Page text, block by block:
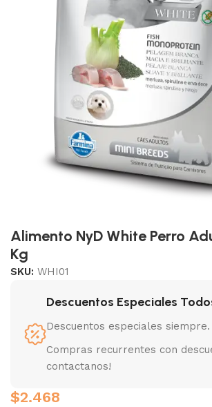
Alimento NyD White Perro
Kg
SKU: WHI01
Descuentos Especiales
Descuentos especiales siempre.
Compras recurrentes con
contactanos!
$2.468